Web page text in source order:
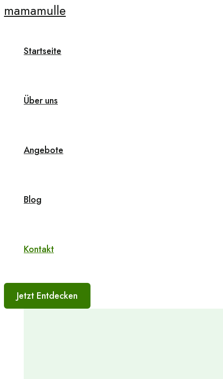
Zum
mamamulle
Startseite
Über uns
Angebote
Blog
Kontakt
Jetzt Entdecken